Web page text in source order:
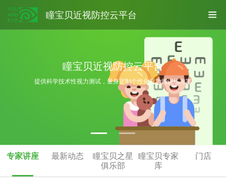
瞳宝贝近视防控云平台
瞳宝贝近视防控云平台
提供科学技术性视力测试，量身定制个性化视功能训练方案
专家讲座 最新动态
瞳宝贝之星
俱乐部
瞳宝贝专家
库
门店